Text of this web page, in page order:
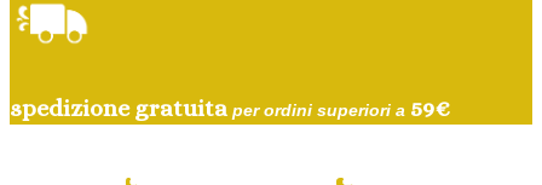
spedizione gratuita per ordini superiori a 59€